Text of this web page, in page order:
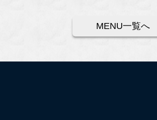
MENU一覧へ